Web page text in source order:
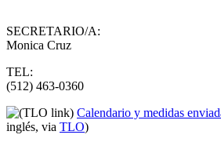
SECRETARIO/A:
Monica Cruz
TEL:
(512) 463-0360
Calendario y medidas
inglés, via TLO)